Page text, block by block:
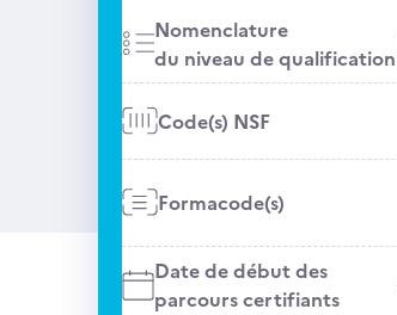
Nomenclature
du niveau de qualification
Code(s) NSF
Formacode(s)
Date de début des
parcours certifiants